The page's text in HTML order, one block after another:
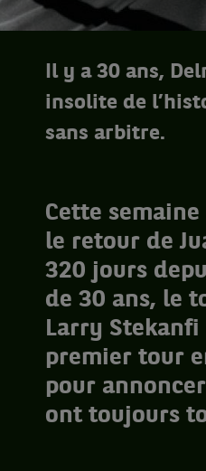
Il y a 30 ans,
insolite de
sans arbitre.
Cette
le retour de
320 jours
de 30 ans, le
Larry
premier tour
pour
ont toujours